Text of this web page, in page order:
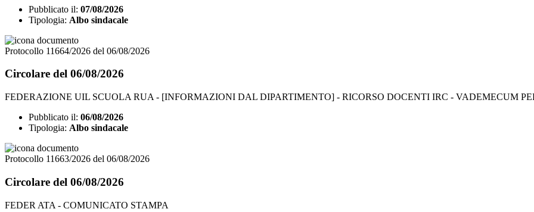
Pubblicato il: 07/08/2026
Tipologia: Albo sindacale
Protocollo 11664/2026 del 06/08/2026
Circolare del 06/08/2026
FEDERAZIONE UIL SCUOLA RUA - [INFORMAZIONI DAL DIPARTIMENTO] - RICORSO DOCENTI IRC - VADEMECUM
Pubblicato il: 06/08/2026
Tipologia: Albo sindacale
Protocollo 11663/2026 del 06/08/2026
Circolare del 06/08/2026
FEDER ATA - COMUNICATO STAMPA